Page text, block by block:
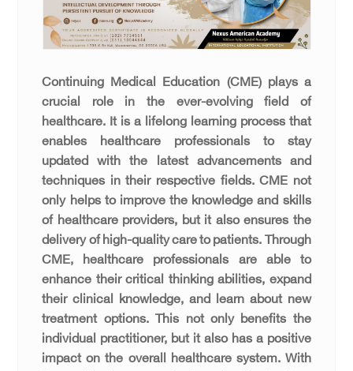
Continuing Medical Education (CME) plays a
crucial role in the ever-evolving field of
healthcare. It is a lifelong learning process that
enables healthcare professionals to stay
updated with the latest advancements and
techniques in their respective fields. CME not
only helps to improve the knowledge and skills
of healthcare providers, but it also ensures the
delivery of high-quality care to patients. Through
CME, healthcare professionals are able to
enhance their critical thinking abilities, expand
their clinical knowledge, and learn about new
treatment options. This not only benefits the
individual practitioner, but it also has a positive
impact on the overall healthcare system. With